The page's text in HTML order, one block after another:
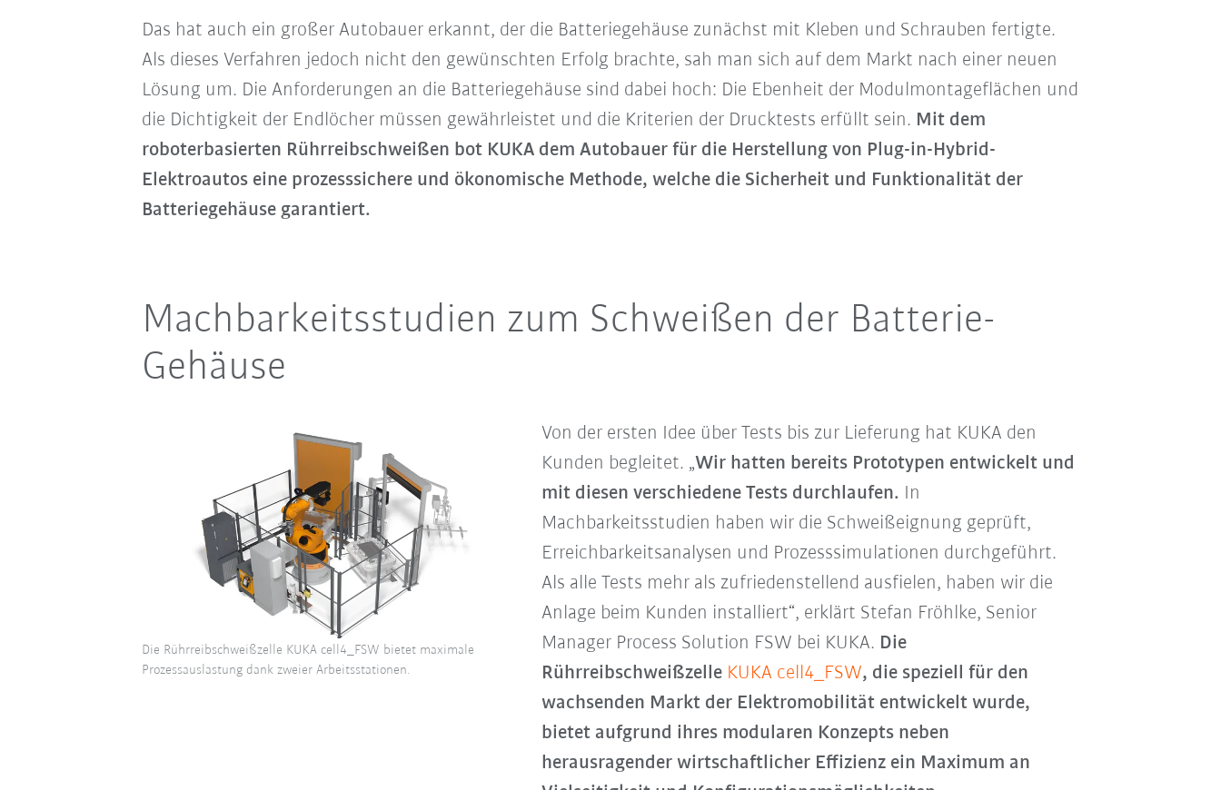
Das hat auch ein großer Autobauer erkannt, der die Batteriegehäuse zunächst mit Kleben und Schrauben fertigte.
Als dieses Verfahren jedoch nicht den gewünschten Erfolg brachte, sah man sich auf dem Markt nach einer neuen
Lösung um. Die Anforderungen an die Batteriegehäuse sind dabei hoch: Die Ebenheit der Modulmontageflächen und
die Dichtigkeit der Endlöcher müssen gewährleistet und die Kriterien der Drucktests erfüllt sein. Mit dem
roboterbasierten Rührreibschweißen bot KUKA dem Autobauer für die Herstellung von Plug-in-Hybrid-
Elektroautos eine prozesssichere und ökonomische Methode, welche die Sicherheit und Funktionalität der
Batteriegehäuse garantiert.
Machbarkeitsstudien zum Schweißen der Batterie-
Gehäuse
Von der ersten Idee über Tests bis zur Lieferung hat KUKA den
Kunden begleitet. „Wir hatten bereits Prototypen entwickelt und
mit diesen verschiedene Tests durchlaufen. In
Machbarkeitsstudien haben wir die Schweißeignung geprüft,
Erreichbarkeitsanalysen und Prozesssimulationen durchgeführt.
Als alle Tests mehr als zufriedenstellend ausfielen, haben wir die
Anlage beim Kunden installiert“, erklärt Stefan Fröhlke, Senior
Manager Process Solution FSW bei KUKA. Die
Rührreibschweißzelle KUKA cell4_FSW, die speziell für den
wachsenden Markt der Elektromobilität entwickelt wurde,
bietet aufgrund ihres modularen Konzepts neben
herausragender wirtschaftlicher Effizienz ein Maximum an
Die Rührreibschweißzelle KUKA cell4_FSW bietet maximale
Prozessauslastung dank zweier Arbeitsstationen.